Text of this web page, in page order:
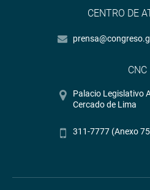
CENTRO DE
CNC
Palacio Legislativo
Cercado de Lima
311-7777 (Anexo